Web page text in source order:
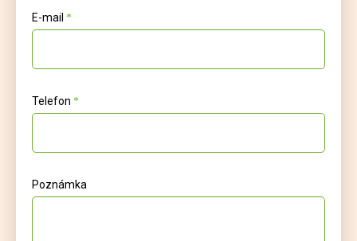
E-mail
Telefon
Poznámka